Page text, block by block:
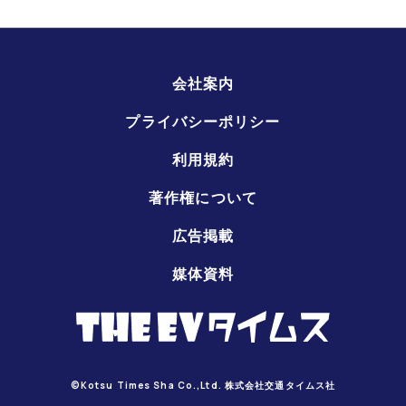
会社案内
プライバシーポリシー
利用規約
著作権について
広告掲載
媒体資料
©Kotsu Times Sha Co.,Ltd. 株式会社交通タイムス社